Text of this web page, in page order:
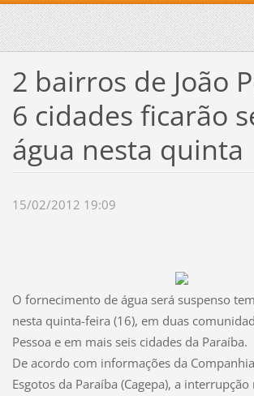
2 bairros de João
6 cidades ficarão
água nesta quinta
15/02/2012 19:09
O fornecimento de água será suspenso
nesta quinta-feira (16), em duas
Pessoa e em mais seis cidades da Paraíba.
De acordo com informações da
Esgotos da Paraíba (Cagepa), a interrupção